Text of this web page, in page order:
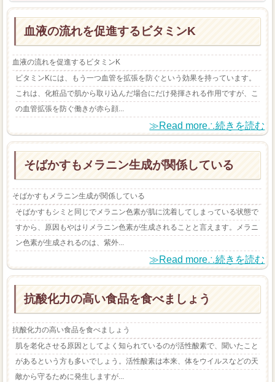
血液の流れを促進するビタミンK
血液の流れを促進するビタミンK
ビタミンKには、もう一つ血管を拡張を防ぐという効果を持っています。
これは、化粧品で肌から取り込んだ場合にだけ発揮される作用ですが、こ
の血管拡張を防ぐ働きが赤ら顔...
≫Read more∴続きを読む
そばかすもメラニン生成が関係している
そばかすもメラニン生成が関係している
そばかすもシミと同じでメラニン色素が肌に沈着してしまっている状態で
すから、原因もやはりメラニン色素が生成されることと言えます。メラニ
ン色素が生成されるのは、紫外...
≫Read more∴続きを読む
抗酸化力の高い食品を食べましょう
抗酸化力の高い食品を食べましょう
肌を老化させる原因としてよく知られているのが活性酸素で、聞いたこと
があるという方も多いでしょう。活性酸素は本来、体をウイルスなどの天
敵から守るために発生しますが...